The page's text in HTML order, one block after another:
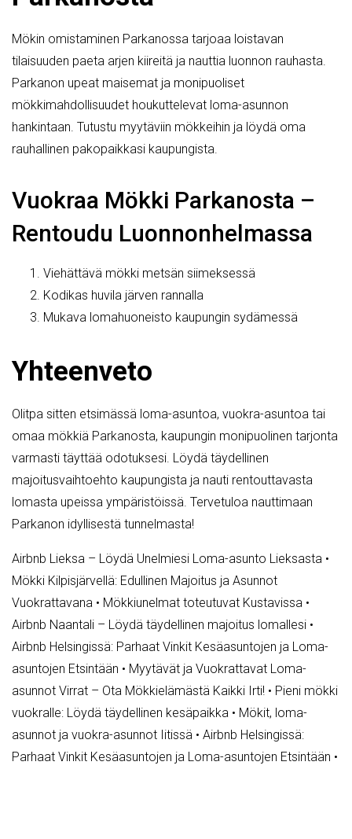
Mökin omistaminen Parkanossa tarjoaa loistavan
tilaisuuden paeta arjen kiireitä ja nauttia luonnon rauhasta.
Parkanon upeat maisemat ja monipuoliset
mökkimahdollisuudet houkuttelevat loma-asunnon
hankintaan. Tutustu myytäviin mökkeihin ja löydä oma
rauhallinen pakopaikkasi kaupungista.
Vuokraa Mökki Parkanosta –
Rentoudu Luonnonhelmassa
Viehättävä mökki metsän siimeksessä
Kodikas huvila järven rannalla
Mukava lomahuoneisto kaupungin sydämessä
Yhteenveto
Olitpa sitten etsimässä loma-asuntoa, vuokra-asuntoa tai
omaa mökkiä Parkanosta, kaupungin monipuolinen tarjonta
varmasti täyttää odotuksesi. Löydä täydellinen
majoitusvaihtoehto kaupungista ja nauti rentouttavasta
lomasta upeissa ympäristöissä. Tervetuloa nauttimaan
Parkanon idyllisestä tunnelmasta!
Airbnb Lieksa – Löydä Unelmiesi Loma-asunto Lieksasta •
Mökki Kilpisjärvellä: Edullinen Majoitus ja Asunnot
Vuokrattavana • Mökkiunelmat toteutuvat Kustavissa •
Airbnb Naantali – Löydä täydellinen majoitus lomallesi •
Airbnb Helsingissä: Parhaat Vinkit Kesäasuntojen ja Loma-
asuntojen Etsintään • Myytävät ja Vuokrattavat Loma-
asunnot Virrat – Ota Mökkielämästä Kaikki Irti! • Pieni mökki
vuokralle: Löydä täydellinen kesäpaikka • Mökit, loma-
asunnot ja vuokra-asunnot Iitissä • Airbnb Helsingissä:
Parhaat Vinkit Kesäasuntojen ja Loma-asuntojen Etsintään •